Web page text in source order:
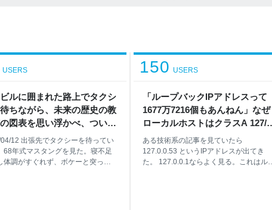
ルに囲まれた路上でタクシ
ちながら、未来の歴史の教
図表を思い浮かべ、ついで
がスティーブ・マックィー
じタートルネックを着てい
思い出したこと - 失われた
USERS
12 出張先でタクシーを待ってい
68年式マスタングを見た。寝不足
体調がすぐれず、ボケーと突っ立
「ループバックIPアドレスって
1677万7216個もあんねん」なぜ
ローカルホストはクラスA 127/8
全体なんだろう？ - in between
days
150 USERS
ある技術系の記事を見ていたら
127.0.0.53 というIPアドレスが出てき
た。 127.0.0.1ならよく見る。これはルー